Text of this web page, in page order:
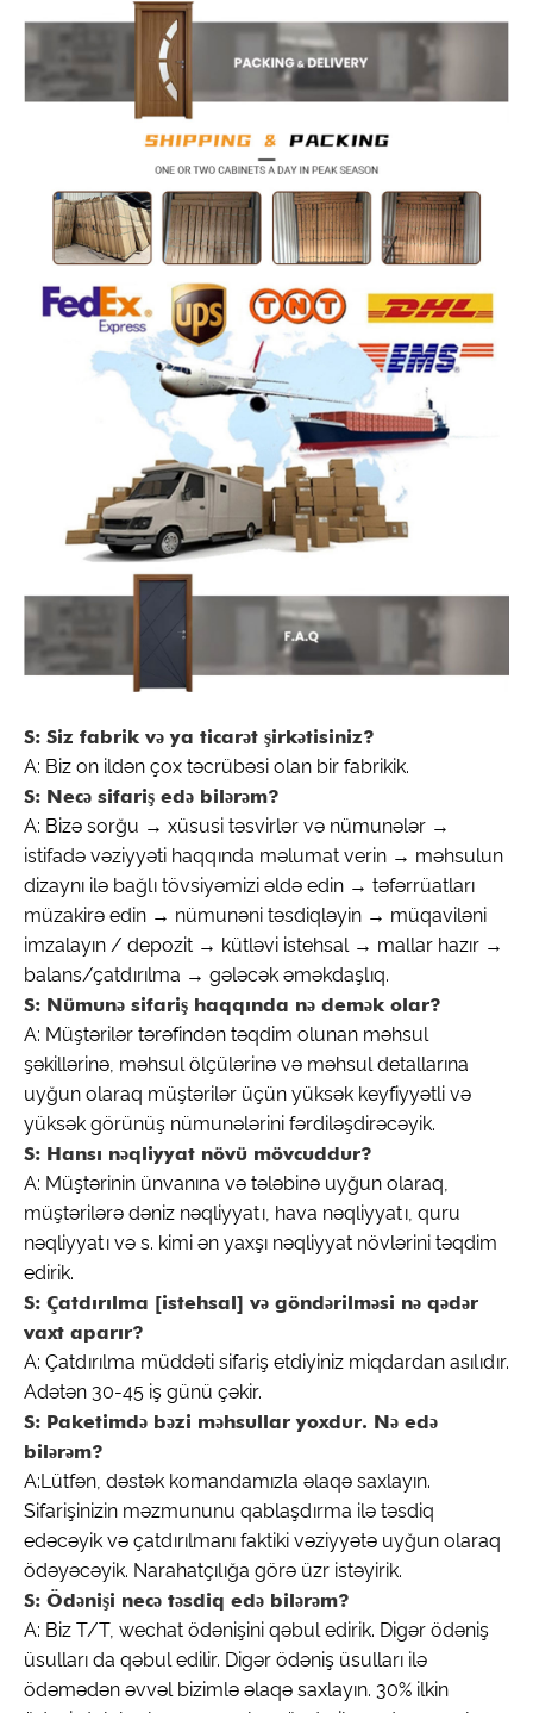
S: Siz fabrik və ya ticarət şirkətisiniz?
A: Biz on ildən çox təcrübəsi olan bir fabrikik.
S: Necə sifariş edə bilərəm?
A: Bizə sorğu → xüsusi təsvirlər və nümunələr →
istifadə vəziyyəti haqqında məlumat verin → məhsulun
dizaynı ilə bağlı tövsiyəmizi əldə edin → təfərrüatları
müzakirə edin → nümunəni təsdiqləyin → müqaviləni
imzalayın / depozit → kütləvi istehsal → mallar hazır →
balans/çatdırılma → gələcək əməkdaşlıq.
S: Nümunə sifariş haqqında nə demək olar?
A: Müştərilər tərəfindən təqdim olunan məhsul
şəkillərinə, məhsul ölçülərinə və məhsul detallarına
uyğun olaraq müştərilər üçün yüksək keyfiyyətli və
yüksək görünüş nümunələrini fərdiləşdirəcəyik.
S: Hansı nəqliyyat növü mövcuddur?
A: Müştərinin ünvanına və tələbinə uyğun olaraq,
müştərilərə dəniz nəqliyyatı, hava nəqliyyatı, quru
nəqliyyatı və s. kimi ən yaxşı nəqliyyat növlərini təqdim
edirik.
S: Çatdırılma [istehsal] və göndərilməsi nə qədər
vaxt aparır?
A: Çatdırılma müddəti sifariş etdiyiniz miqdardan asılıdır.
Adətən 30-45 iş günü çəkir.
S: Paketimdə bəzi məhsullar yoxdur. Nə edə
bilərəm?
A:Lütfən, dəstək komandamızla əlaqə saxlayın.
Sifarişinizin məzmununu qablaşdırma ilə təsdiq
edəcəyik və çatdırılmanı faktiki vəziyyətə uyğun olaraq
ödəyəcəyik. Narahatçılığa görə üzr istəyirik.
S: Ödənişi necə təsdiq edə bilərəm?
A: Biz T/T, wechat ödənişini qəbul edirik. Digər ödəniş
üsulları da qəbul edilir. Digər ödəniş üsulları ilə
ödəmədən əvvəl bizimlə əlaqə saxlayın. 30% ilkin